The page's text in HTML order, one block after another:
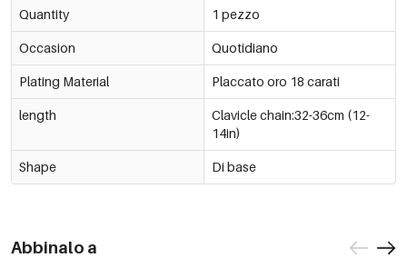
Quantity 1 pezzo
Occasion Quotidiano
Plating Material Placcato oro 18 carati
length
Clavicle chain:32-36cm (12-
14in)
Shape Di base
Abbinalo a